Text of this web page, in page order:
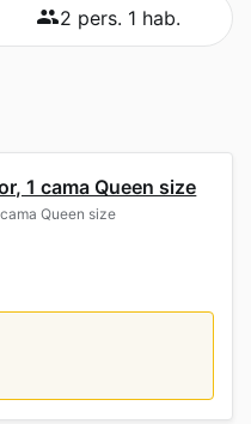
2 pers. 1 hab.
1 cama Queen size
Queen size